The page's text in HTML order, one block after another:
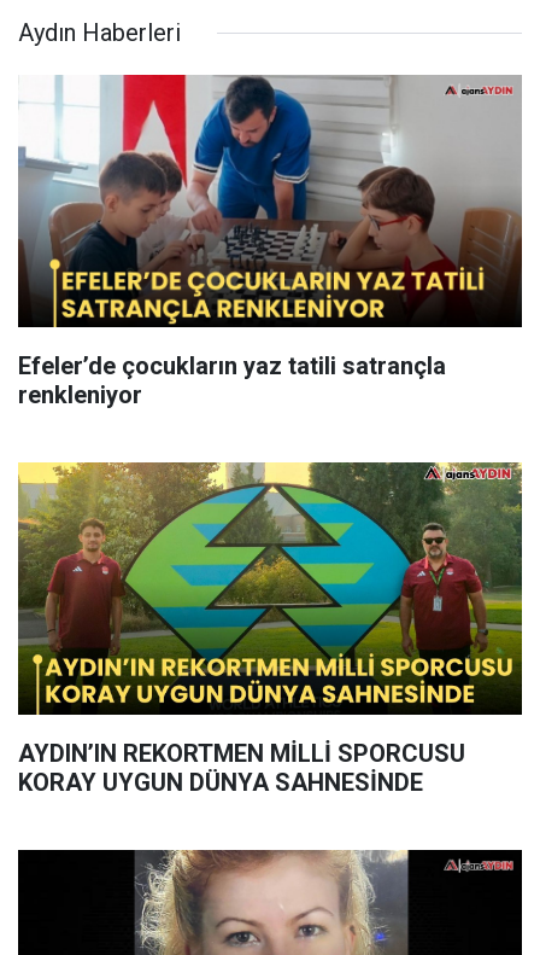
Aydın Haberleri
Efeler’de çocukların yaz tatili satrançla
renkleniyor
AYDIN’IN REKORTMEN MİLLİ SPORCUSU
KORAY UYGUN DÜNYA SAHNESİNDE